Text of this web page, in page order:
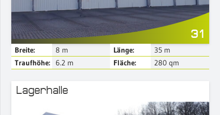
31
Breite: 8 m Länge: 35 m
Traufhöhe:
6.2 m Fläche: 280 qm
Lagerhalle